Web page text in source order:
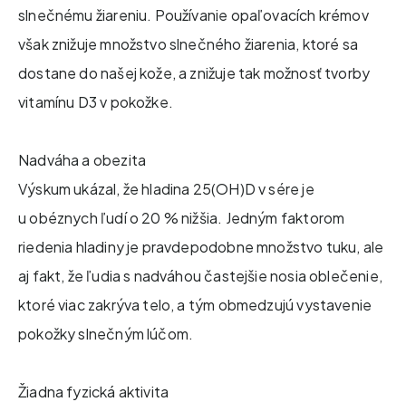
slnečnému žiareniu. Používanie opaľovacích krémov
však znižuje množstvo slnečného žiarenia, ktoré sa
dostane do našej kože, a znižuje tak možnosť tvorby
vitamínu D3 v pokožke.
Nadváha a obezita​
Výskum ukázal, že hladina 25(OH)D v sére je
u obéznych ľudí o 20 % nižšia. Jedným faktorom
riedenia hladiny je pravdepodobne množstvo tuku, ale
aj fakt, že ľudia s nadváhou častejšie nosia oblečenie,
ktoré viac zakrýva telo, a tým obmedzujú vystavenie
pokožky slnečným lúčom.
Žiadna fyzická aktivita